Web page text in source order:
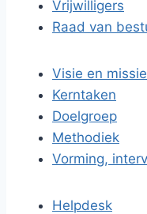
Vrijwilligers
Raad van
Visie en missie
Kerntaken
Doelgroep
Methodiek
Vorming,
Helpdesk